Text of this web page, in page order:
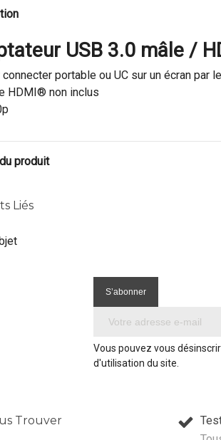
USB 3.0 mâle /
connecter portable ou UC sur un écran par
HDMI® non inclus
produit
Liés
Vous pouvez vous
d'utilisation du site.
Trouver